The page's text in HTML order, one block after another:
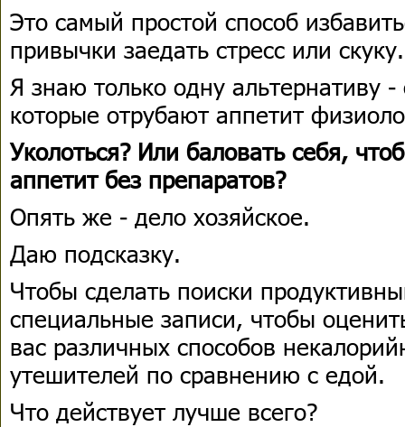
Это самый простой способ
привычки заедать стресс или
Я знаю только одну альтернативу
которые отрубают аппетит
Уколоться? Или баловать себя,
аппетит без препаратов?
Опять же - дело хозяйское.
Даю подсказку.
Чтобы сделать поиски
специальные записи, чтобы
вас различных способов
утешителей по сравнению с едой.
Что действует лучше всего?